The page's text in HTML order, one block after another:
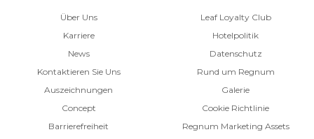
Über Uns
Karriere
News
Kontaktieren Sie Uns
Auszeichnungen
Concept
Barrierefreiheit
Leaf Loyalty Club
Hotelpolitik
Datenschutz
Rund um Regnum
Galerie
Cookie Richtlinie
Regnum Marketing Assets